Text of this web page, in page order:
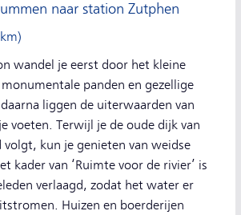
naar station Zutphen
wandel je eerst door het kleine
panden en gezellige
liggen de uiterwaarden van
voeten. Terwijl je de oude dijk van
volgt, kun je genieten van weidse
kader van ‘Ruimte voor de rivier’ is
verlaagd, zodat het water er
Huizen en boerderijen